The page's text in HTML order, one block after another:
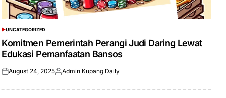
POSTED
IN
UNCATEGORIZED
Komitmen Pemerintah Perangi Judi Daring Lewat
Edukasi Pemanfaatan Bansos
Posted
August 24, 2025Posted
Admin Kupang Daily